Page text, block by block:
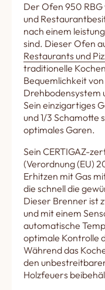
Der Ofen 950 RBG
und
nach einem
sind. Dieser Ofen
Restaurants und
traditionelle
Bequemlichkeit
Drehbodensystem
Sein einzigartiges
und 1/3 Schamotte
optimales Garen.
Sein CERTIGAZ-
(Verordnung (EU)
Erhitzen mit Gas
die schnell die
Dieser Brenner ist
und mit einem
automatische
optimale Kontrolle
Während das
den
Holzfeuers